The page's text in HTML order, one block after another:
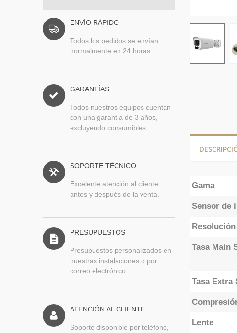
ENVÍO RÁPIDO
Todos los pedidos se envían
normalmente en 24 horas.
GARANTÍAS
Todos nuestros equipos cuentan
con una garantía de 3 años,
excluyendo consumibles.
SOPORTE TÉCNICO
Excelente atención al cliente
antes y después de la venta.
PRESUPUESTOS
Presupuestos personalizados en
nuestras instalaciones o por
correo electrónico.
ATENCIÓN AL CLIENTE
Soporte disponible por teléfono,
Gama
Sensor de
Tasa Main
Tasa Extra
Lente